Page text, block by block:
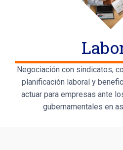
Negociación con sindicatos,
planificación laboral y
actuar para empresas ante
gubernamentales en